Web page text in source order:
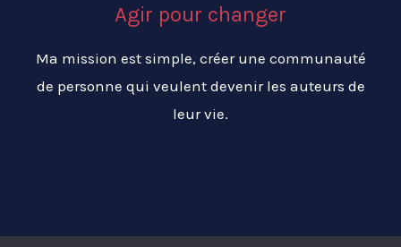
Agir pour changer
Ma mission est simple, créer une communauté
de personne qui veulent devenir les auteurs de
leur vie.